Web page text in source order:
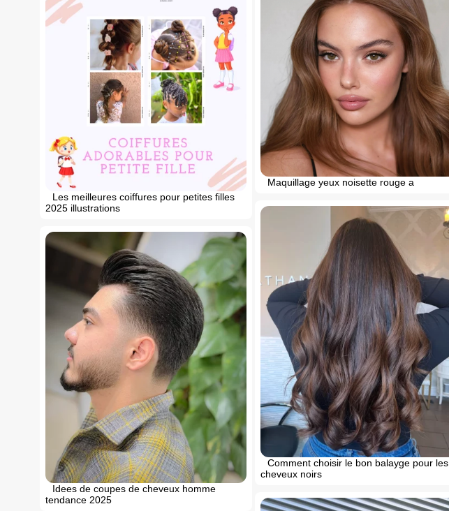
Les meilleures coiffures pour petites filles
2025 illustrations
Maquillage yeux noisette rouge a
Comment choisir le bon balayge pour les
cheveux noirs
Idees de coupes de cheveux homme
tendance 2025